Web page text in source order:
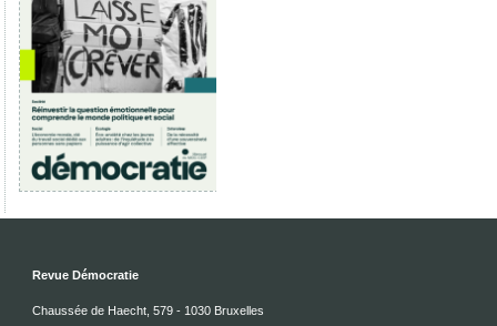
Revue Démocratie
Chaussée de Haecht, 579 - 1030 Bruxelles